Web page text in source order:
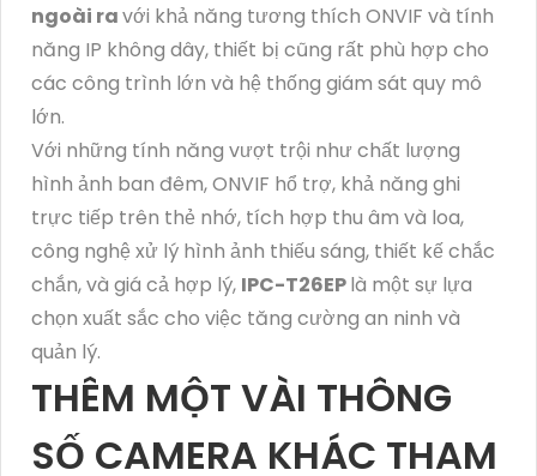
ngoài ravới khả năng tương thích ONVIF và tính
năng IP không dây, thiết bị cũng rất phù hợp cho
các công trình lớn và hệ thống giám sát quy mô
lớn.
Với những tính năng vượt trội như chất lượng
hình ảnh ban đêm, ONVIF hổ trợ, khả năng ghi
trực tiếp trên thẻ nhớ, tích hợp thu âm và loa,
công nghệ xử lý hình ảnh thiếu sáng, thiết kế chắc
chắn, và giá cả hợp lý, IPC-T26EPlà một sự lựa
chọn xuất sắc cho việc tăng cường an ninh và
quản lý.
THÊM MỘT VÀI THÔNG
SỐ CAMERA KHÁC THAM